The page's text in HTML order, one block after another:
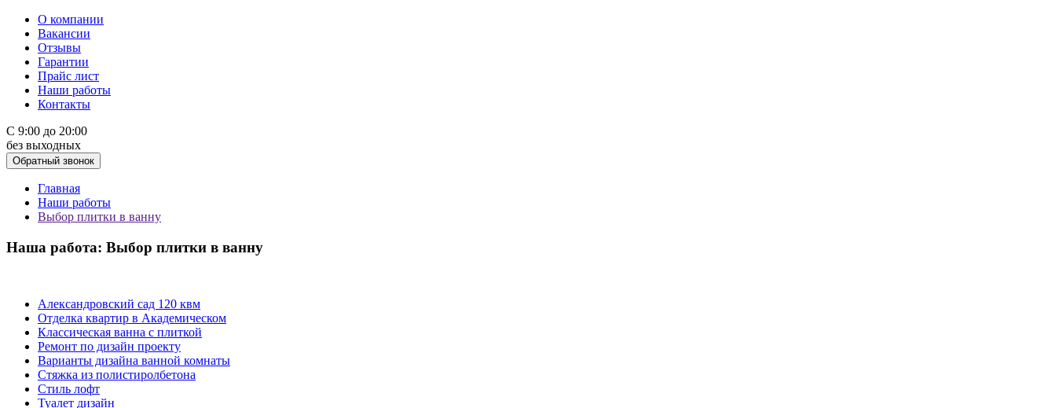
О компании
Вакансии
Отзывы
Гарантии
Прайс лист
Наши работы
Контакты
С 9:00 до 20:00
без выходных
Обратный звонок
Главная
Наши работы
Выбор плитки в ванну
Наша работа: Выбор плитки в ванну
Александровский сад 120 квм
Отделка квартир в Академическом
Классическая ванна с плиткой
Ремонт по дизайн проекту
Варианты дизайна ванной комнаты
Стяжка из полистиролбетона
Стиль лофт
Туалет дизайн